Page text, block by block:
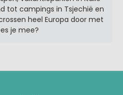
tot campings in Tsjechië en
heel Europa door met
je mee?